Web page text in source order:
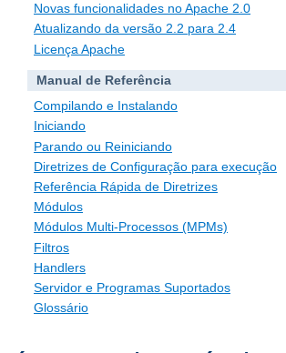
Novas funcionalidades no Apache 2.0
Atualizando da versão 2.2 para 2.4
Licença Apache
Manual de Referência
Compilando e Instalando
Iniciando
Parando ou Reiniciando
Diretrizes de Configuração para execução
Referência Rápida de Diretrizes
Módulos
Módulos Multi-Processos (MPMs)
Filtros
Handlers
Servidor e Programas Suportados
Glossário